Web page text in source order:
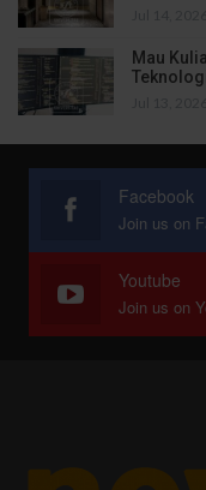
Mau
Facebook
Youtube
Join us on